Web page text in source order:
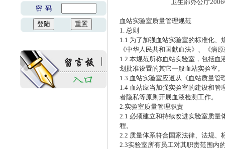
密 码
卫生部办公厅2006年5
血站实验室质量管理规范
1. 总则
1.1 为了加强血站实验室的标准化
《中华人民共和国献血法》、《病
1.2 本规范所称血站实验室，包括
划批准设置的其它一般血站实验室。
1.3 血站实验室应遵从《血站质量管
1.4 血站应当加强实验室的建设和
者隐私等原则开展血液检测工作。
2.实验室质量管理职责
2.1 必须建立和持续改进实验室质
程。
2.2 质量体系符合国家法律、法规、
2.3实验室所有员工对其职责范围内